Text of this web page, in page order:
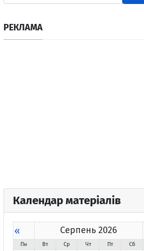
РЕКЛАМА
Календар матеріалів
« Серпень 2026
Пн Вт Ср Чт Пт Сб